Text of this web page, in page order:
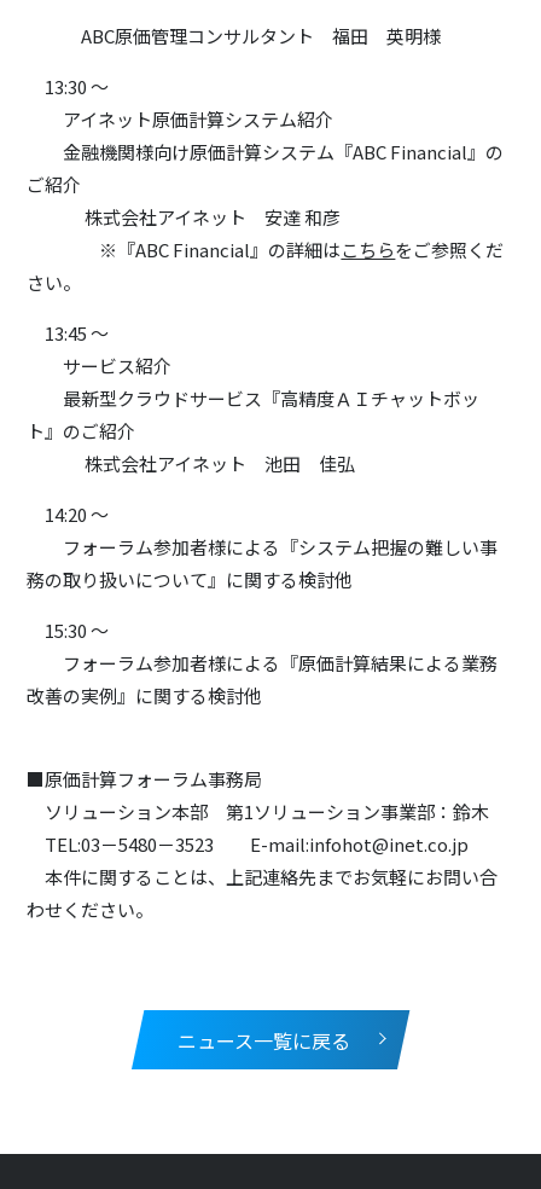
ABC原価管理コンサルタント 福田 英明様
13:30 ～
アイネット原価計算システム紹介
金融機関様向け原価計算システム『ABC Financial』の
ご紹介
株式会社アイネット 安達 和彦
※『ABC Financial』の詳細はこちらをご参照くだ
さい。
13:45 ～
サービス紹介
最新型クラウドサービス『高精度ＡＩチャットボッ
ト』のご紹介
株式会社アイネット 池田 佳弘
14:20 ～
フォーラム参加者様による『システム把握の難しい事
務の取り扱いについて』に関する検討他
15:30 ～
フォーラム参加者様による『原価計算結果による業務
改善の実例』に関する検討他
■原価計算フォーラム事務局
ソリューション本部 第1ソリューション事業部：鈴木
TEL:03－5480－3523 E-mail:infohot@inet.co.jp
本件に関することは、上記連絡先までお気軽にお問い合
わせください。
ニュース一覧に戻る